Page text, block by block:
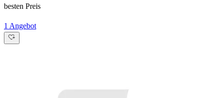
besten Preis
1 Angebot